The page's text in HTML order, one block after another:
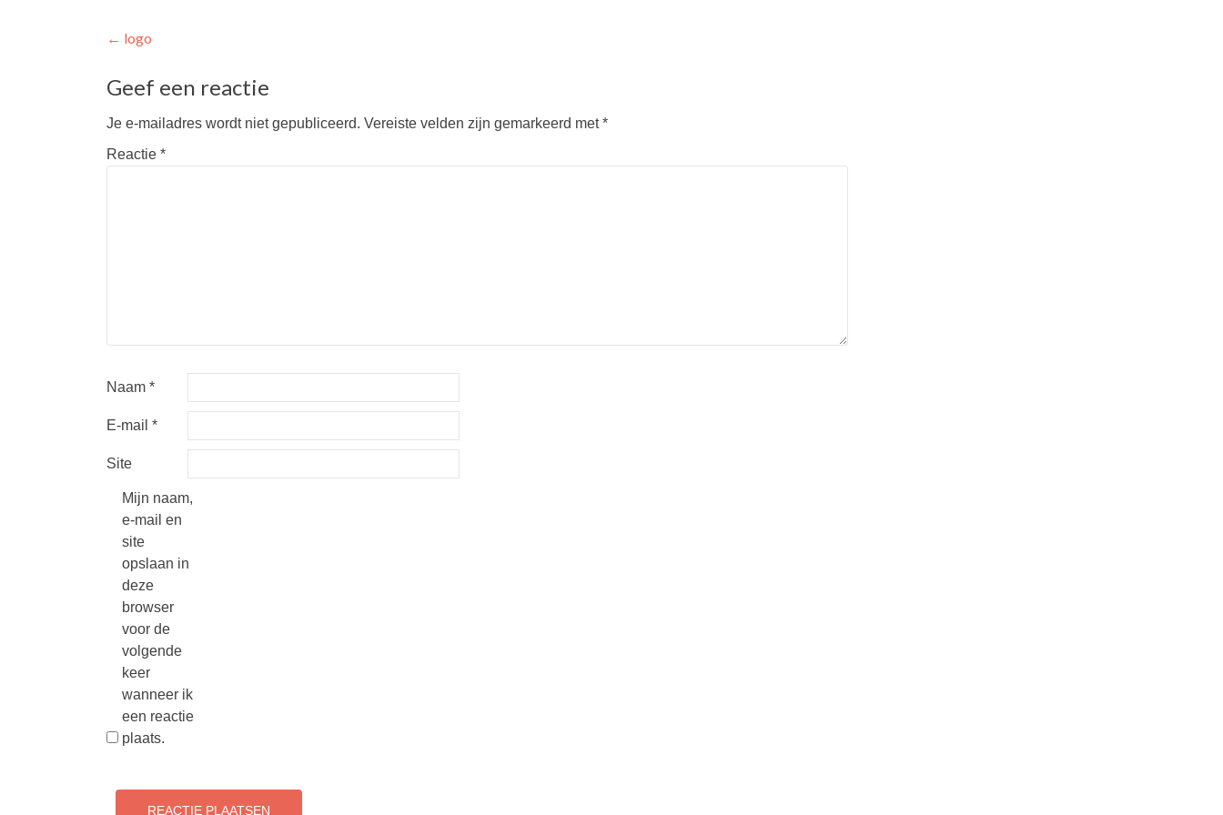
Berichtnavigatie
← logo
Geef een reactie
Je e-mailadres wordt niet gepubliceerd. Vereiste velden zijn gemarkeerd met*
Reactie *
Naam *
E-mail *
Site
Mijn naam,
e-mail en
site
opslaan in
deze
browser
voor de
volgende
keer
wanneer ik
een reactie
plaats.